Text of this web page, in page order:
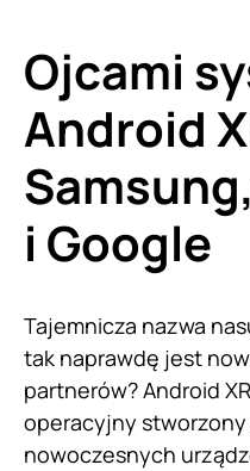
Ojcami
Android
i Google
Tajemnicza nazwa
tak naprawdę jest
partnerów? Android
operacyjny
nowoczesnych